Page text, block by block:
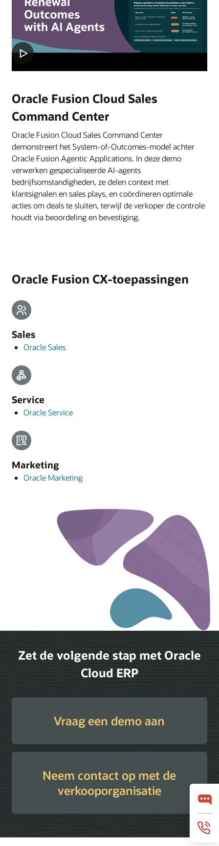
Oracle Fusion Cloud Sales
Command Center
Oracle Fusion Cloud Sales Command Center
demonstreert het System-of-Outcomes-model achter
Oracle Fusion Agentic Applications. In deze demo
verwerken gespecialiseerde AI-agents
bedrijfsomstandigheden, ze delen context met
klantsignalen en sales plays, en coördineren optimale
acties om deals te sluiten, terwijl de verkoper de controle
houdt via beoordeling en bevestiging.
Oracle Fusion CX-toepassingen
Sales
Oracle Sales
Service
Oracle Service
Marketing
Oracle Marketing
Zet de volgende stap met Oracle
Cloud ERP
Vraag een demo aan
Neem contact op met de
verkooporganisatie